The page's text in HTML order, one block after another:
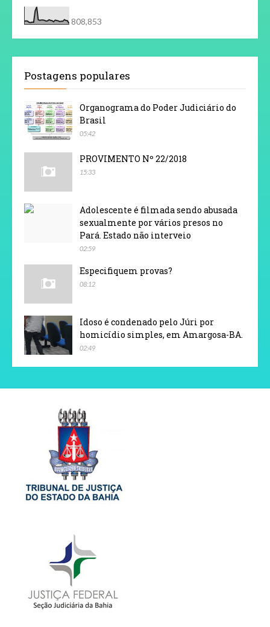
808,853
Postagens populares
Organograma do Poder Judiciário do
Brasil
05:42
PROVIMENTO Nº 22/2018
15:33
Adolescente é filmada sendo abusada
sexualmente por vários presos no
Pará. Estado não interveio
02:59
Especifiquem provas?
08:12
Idoso é condenado pelo Júri por
homicídio simples, em Amargosa-BA.
02:49